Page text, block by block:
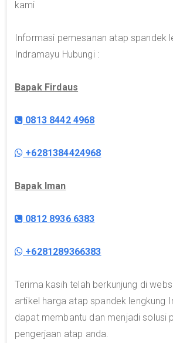
kami
Informasi pemesanan atap spandek
Indramayu Hubungi :
Bapak Firdaus
0813 8442 4968
+6281384424968
Bapak Iman
0812 8936 6383
+6281289366383
Terima kasih telah berkunjung di
artikel harga atap spandek lengkung
dapat membantu dan menjadi solusi
pengerjaan atap anda.